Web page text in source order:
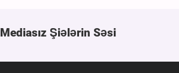
Mediasız Şiələrin Səsi